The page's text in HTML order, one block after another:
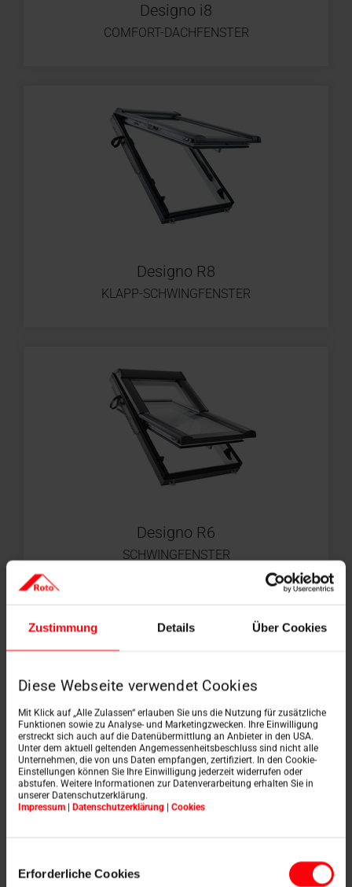
Zustimmung Details Über Cookies
Diese Webseite verwendet Cookies
Mit Klick auf „Alle Zulassen“ erlauben Sie uns die Nutzung für zusätzliche
Funktionen sowie zu Analyse- und Marketingzwecken. Ihre Einwilligung
erstreckt sich auch auf die Datenübermittlung an Anbieter in den USA.
Unter dem aktuell geltenden Angemessenheitsbeschluss sind nicht alle
Unternehmen, die von uns Daten empfangen, zertifiziert. In den Cookie-
Einstellungen können Sie Ihre Einwilligung jederzeit widerrufen oder
abstufen. Weitere Informationen zur Datenverarbeitung erhalten Sie in
unserer Datenschutzerklärung.
Impressum | Datenschutzerklärung | Cookies
Erforderliche Cookies
Designo i8
COMFORT-DACHFENSTER
Designo R8
KLAPP-SCHWINGFENSTER
Designo R6
SCHWINGFENSTER
Designo R6